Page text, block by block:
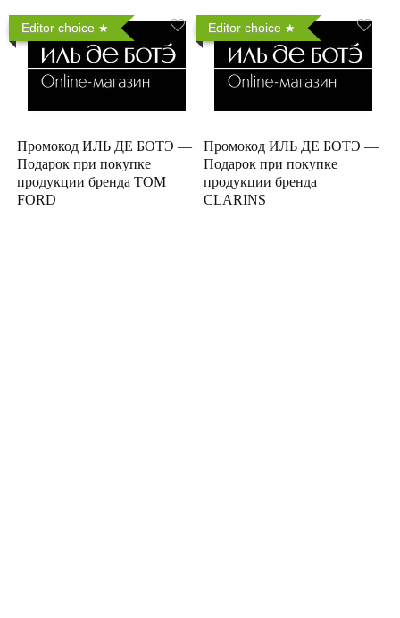
Editor choice
Промокод ИЛЬ ДЕ БОТЭ —
Подарок при покупке
продукции бренда TOM
FORD
Editor choice
Промокод ИЛЬ ДЕ БОТЭ —
Подарок при покупке
продукции бренда
CLARINS